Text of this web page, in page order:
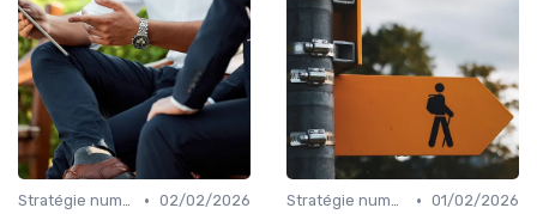
Stratégie numérique • 02/02/2026
Stratégie numérique • 01/02/2026